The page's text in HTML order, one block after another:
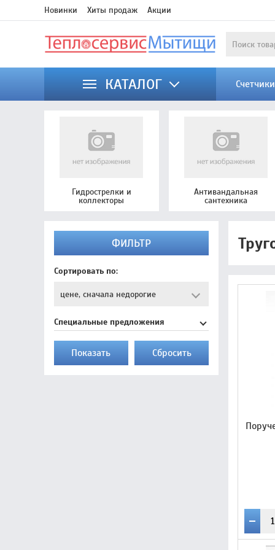
Новинки Хиты продаж Акции
КАТАЛОГ
Гидрострелки и
коллекторы
Антивандальная
сантехника
ФИЛЬТР
Сортировать по:
Специальные предложения
Показать Cбросить